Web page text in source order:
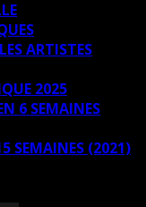
ARTISTES
2025
6 SEMAINES
SEMAINES (2021)